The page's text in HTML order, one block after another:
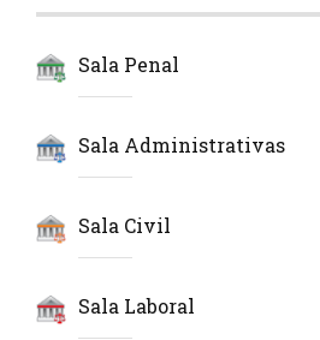
Sala Penal
Sala Administrativas
Sala Civil
Sala Laboral